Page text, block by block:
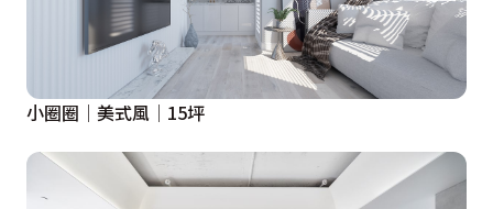
小圈圈│美式風│15坪